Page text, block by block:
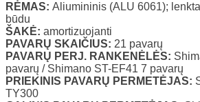
RĖMAS: Aliumininis (ALU 6061);
būdu
ŠAKĖ: amortizuojanti
PAVARŲ SKAIČIUS: 21 pavarų
PAVARŲ PERJ. RANKENĖLĖS:
pavarų / Shimano ST-EF41 7 pavarų
PRIEKINIS PAVARŲ PERMETĖJAS:
TY300